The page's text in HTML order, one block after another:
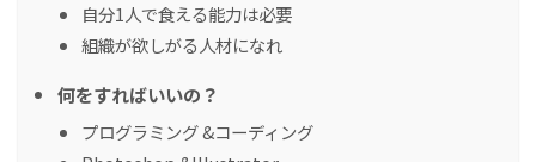
自分1人で食える能力は必要
組織が欲しがる人材になれ
何をすればいいの？
プログラミング &コーディング